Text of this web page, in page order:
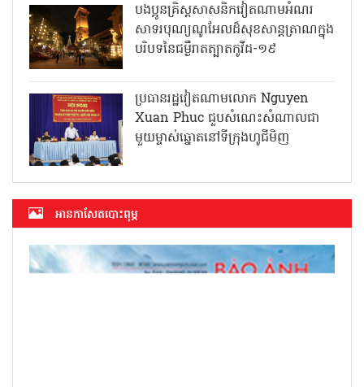
បងប្អូនគ្រិស្តសាសនិកវៀតណាមអំណរ
សាទរបុណ្យណូអែលដ៏សុខសាន្តត្រាណក្នុង
បរិបទនៃជម្ងឺរាតត្បាតកូវីដ-១៩
ប្រធានរដ្ឋវៀតណាមលោក Nguyen
Xuan Phuc ជួបសំណេះសំណាលជា
មួយម្ចាស់ឆ្នោតនៅទីក្រុងហូជីមិញ
អាន​កាសែត​បោះពុម្ភ